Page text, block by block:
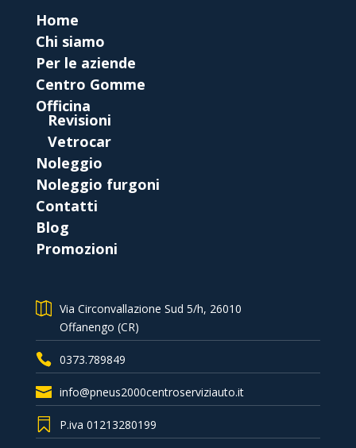
Home
Chi siamo
Per le aziende
Centro Gomme
Officina
Revisioni
Vetrocar
Noleggio
Noleggio furgoni
Contatti
Blog
Promozioni
Via Circonvallazione Sud 5/h, 26010
Offanengo (CR)
0373.789849
info@pneus2000centroserviziauto.it
P.iva 01213280199